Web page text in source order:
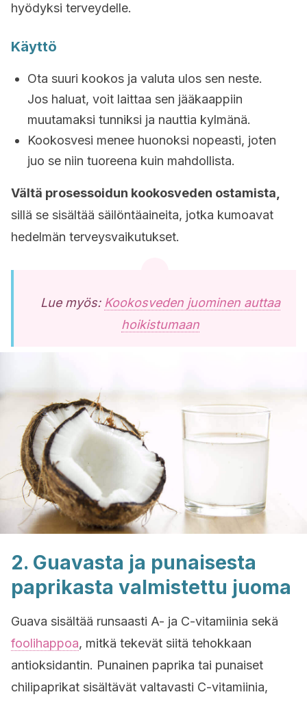
hyödyksi terveydelle.
Käyttö
Ota suuri kookos ja valuta ulos sen neste.
Jos haluat, voit laittaa sen jääkaappiin
muutamaksi tunniksi ja nauttia kylmänä.
Kookosvesi menee huonoksi nopeasti, joten
juo se niin tuoreena kuin mahdollista.
Vältä prosessoidun kookosveden ostamista,
sillä se sisältää säilöntäaineita, jotka kumoavat
hedelmän terveysvaikutukset.
Lue myös: Kookosveden juominen auttaa
hoikistumaan
2. Guavasta ja punaisesta
paprikasta valmistettu juoma
Guava sisältää runsaasti A- ja C-vitamiinia sekä
foolihappoa, mitkä tekevät siitä tehokkaan
antioksidantin. Punainen paprika tai punaiset
chilipaprikat sisältävät valtavasti C-vitamiinia,